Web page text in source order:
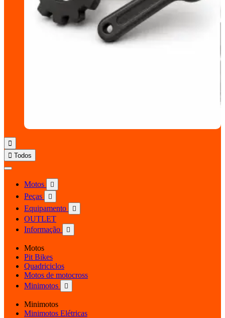

 Todos
Motos 
Peças 
Equipamento 
OUTLET
Informação

Motos
Pit Bikes
Quadriciclos
Motos de motocross
Minimotos

Minimotos
Minimotos Elétricas